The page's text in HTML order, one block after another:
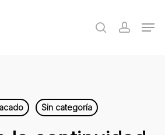
search
Sin categoría